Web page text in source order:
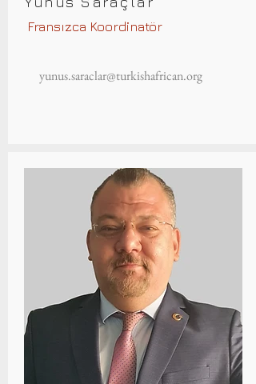
Fransızca Koordinatör
yunus.saraclar@turkishafrican.org